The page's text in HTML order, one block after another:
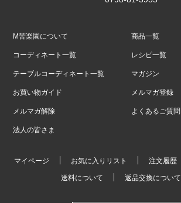
M苦楽園について 商品一覧
コーディネート一覧 レシピ一覧
テーブルコーディネート一覧 マガジン
お買い物ガイド メルマガ登録
メルマガ解除 よくあるご質問
法人の皆さま
マイページ お気に入りリスト 注文履歴
送料について 返品交換について